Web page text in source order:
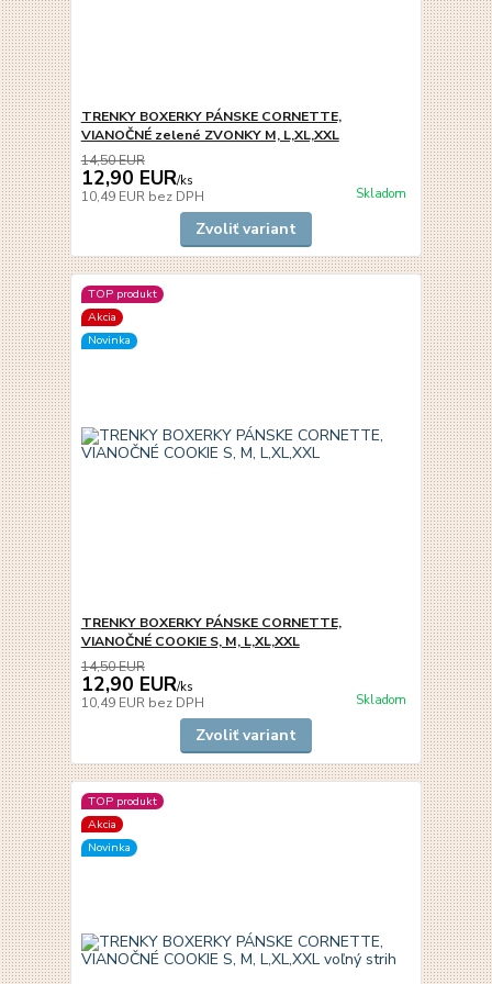
TRENKY BOXERKY PÁNSKE CORNETTE,
VIANOČNÉ zelené ZVONKY M, L,XL,XXL
14,50 EUR
12,90 EUR/ks
10,49 EUR bez DPH Skladom
Zvoliť variant
TOP produkt
Akcia
Novinka
TRENKY BOXERKY PÁNSKE CORNETTE,
VIANOČNÉ COOKIE S, M, L,XL,XXL
14,50 EUR
12,90 EUR/ks
10,49 EUR bez DPH Skladom
Zvoliť variant
TOP produkt
Akcia
Novinka